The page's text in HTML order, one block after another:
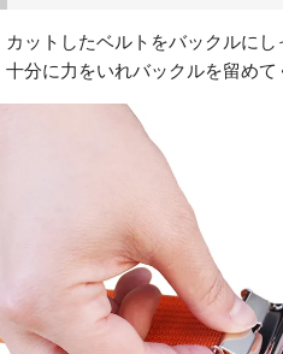
カットしたベルトをバックルにし
十分に力をいれバックルを留めて